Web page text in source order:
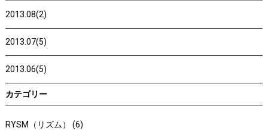
2013.08(2)
2013.07(5)
2013.06(5)
カテゴリー
RYSM（リズム） (6)